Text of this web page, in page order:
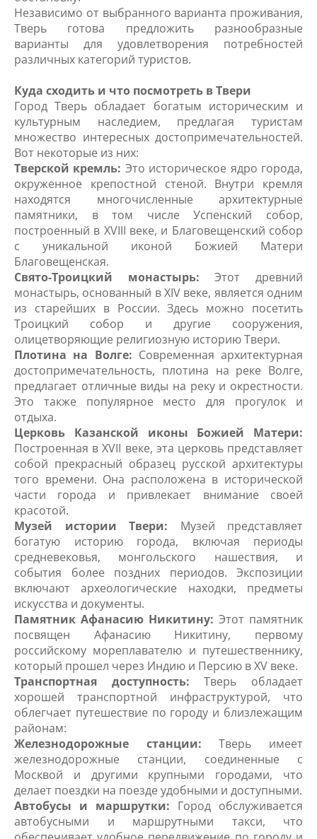
Независимо от выбранного варианта проживания,
Тверь готова предложить разнообразные
варианты для удовлетворения потребностей
различных категорий туристов.
Куда сходить и что посмотреть в Твери
Город Тверь обладает богатым историческим и
культурным наследием, предлагая туристам
множество интересных достопримечательностей.
Вот некоторые из них:
Тверской кремль: Это историческое ядро города,
окруженное крепостной стеной. Внутри кремля
находятся многочисленные архитектурные
памятники, в том числе Успенский собор,
построенный в XVIII веке, и Благовещенский собор
с уникальной иконой Божией Матери
Благовещенская.
Свято-Троицкий монастырь: Этот древний
монастырь, основанный в XIV веке, является одним
из старейших в России. Здесь можно посетить
Троицкий собор и другие сооружения,
олицетворяющие религиозную историю Твери.
Плотина на Волге: Современная архитектурная
достопримечательность, плотина на реке Волге,
предлагает отличные виды на реку и окрестности.
Это также популярное место для прогулок и
отдыха.
Церковь Казанской иконы Божией Матери:
Построенная в XVII веке, эта церковь представляет
собой прекрасный образец русской архитектуры
того времени. Она расположена в исторической
части города и привлекает внимание своей
красотой.
Музей истории Твери: Музей представляет
богатую историю города, включая периоды
средневековья, монгольского нашествия, и
события более поздних периодов. Экспозиции
включают археологические находки, предметы
искусства и документы.
Памятник Афанасию Никитину: Этот памятник
посвящен Афанасию Никитину, первому
российскому мореплавателю и путешественнику,
который прошел через Индию и Персию в XV веке.
Транспортная доступность: Тверь обладает
хорошей транспортной инфраструктурой, что
облегчает путешествие по городу и близлежащим
районам:
Железнодорожные станции: Тверь имеет
железнодорожные станции, соединенные с
Москвой и другими крупными городами, что
делает поездки на поезде удобными и доступными.
Автобусы и маршрутки: Город обслуживается
автобусными и маршрутными такси, что